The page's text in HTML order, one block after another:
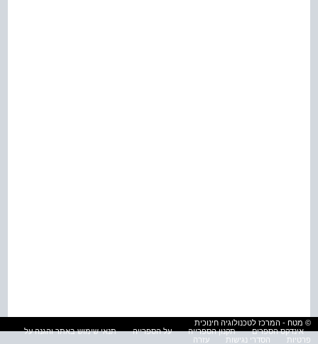
© מטח - המרכז לטכנולוגיה חינוכית
אינדקס הספרים
תקנון הספרייה על הספרייה
תנאי שימוש באתר והגנה על
פרטיות
הסדרי נגישות עזרה